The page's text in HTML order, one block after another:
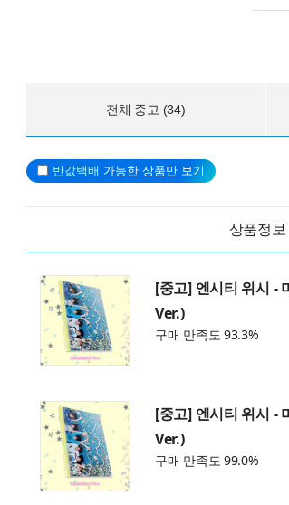
전체 중고 (34)
반값택배 가능한 상품만 보기
상품정보
[중고] 엔시티 위시
Ver.)
구매 만족도 93.3%
[중고] 엔시티 위시
Ver.)
구매 만족도 99.0%